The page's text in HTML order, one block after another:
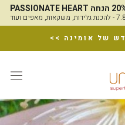
של אומינה >>